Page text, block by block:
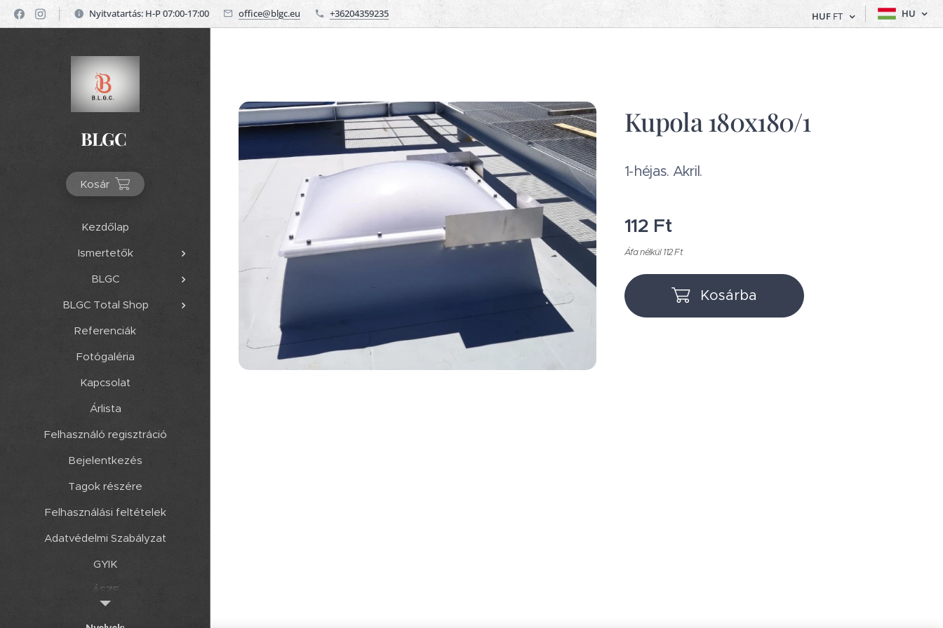
Nyitvatartás: H-P 07:00-17:00 office@blgc.eu +36204359235 HUFFT HU
BLGC
Kosár
Kezdőlap
Ismertetők
BLGC
BLGC Total Shop
Referenciák
Fotógaléria
Kapcsolat
Árlista
Felhasználó regisztráció
Bejelentkezés
Tagok részére
Felhasználási feltételek
Adatvédelmi Szabályzat
GYIK
ÁSZF
Kupola 180x180/1
1-héjas. Akril.
112 Ft
Áfa nélkül 112 Ft
Kosárba